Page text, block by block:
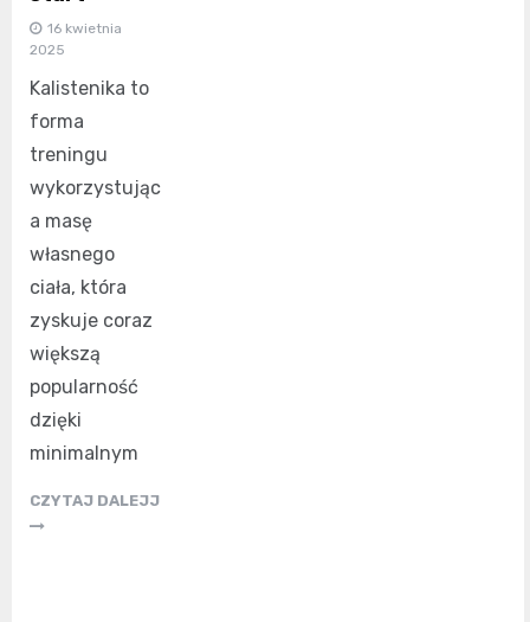
16 kwietnia
2025
Kalistenika to
forma
treningu
wykorzystując
a masę
własnego
ciała, która
zyskuje coraz
większą
popularność
dzięki
minimalnym
CZYTAJ DALEJJ